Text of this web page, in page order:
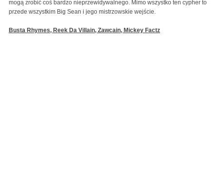
mogą zrobić coś bardzo nieprzewidywalnego. Mimo wszystko ten cypher to
przede wszystkim Big Sean i jego mistrzowskie wejście.
Busta Rhymes, Reek Da Villain, Zawcain, Mickey Factz